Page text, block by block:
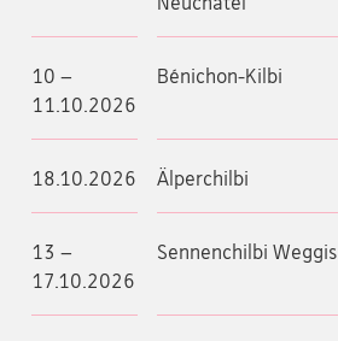
10 –
11.10.2026
Bénichon-Kilbi
18.10.2026 Älperchilbi
13 –
17.10.2026
Sennenchilbi Weggis